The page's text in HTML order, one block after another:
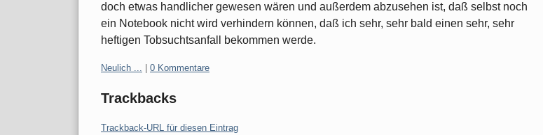
doch etwas handlicher gewesen wären und außerdem abzusehen ist, daß selbst noch
ein Notebook nicht wird verhindern können, daß ich sehr, sehr bald einen sehr, sehr
heftigen Tobsuchtsanfall bekommen werde.
Kategorien:
Neulich ... 0 Kommentare
Trackbacks
Trackback-URL für diesen Eintrag